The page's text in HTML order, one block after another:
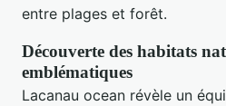
entre plages et forêt.
Découverte des habitats
emblématiques
Lacanau ocean révèle un